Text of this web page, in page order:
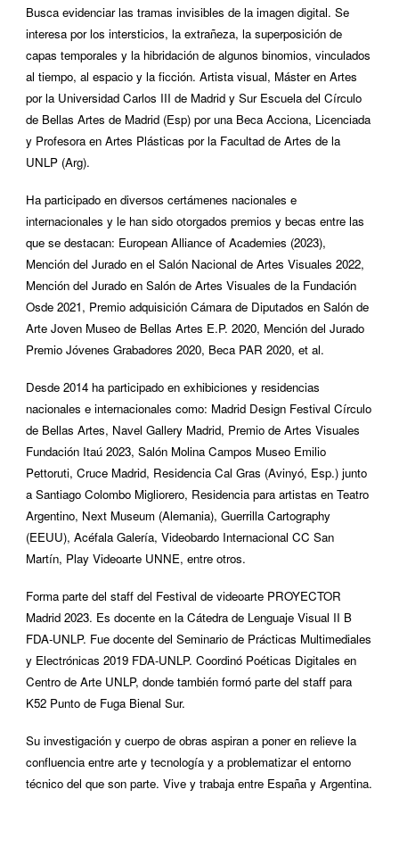
Busca evidenciar las tramas invisibles de la imagen digital. Se
interesa por los intersticios, la extrañeza, la superposición de
capas temporales y la hibridación de algunos binomios, vinculados
al tiempo, al espacio y la ficción. Artista visual, Máster en Artes
por la Universidad Carlos III de Madrid y Sur Escuela del Círculo
de Bellas Artes de Madrid (Esp) por una Beca Acciona, Licenciada
y Profesora en Artes Plásticas por la Facultad de Artes de la
UNLP (Arg).
Ha participado en diversos certámenes nacionales e
internacionales y le han sido otorgados premios y becas entre las
que se destacan: European Alliance of Academies (2023),
Mención del Jurado en el Salón Nacional de Artes Visuales 2022,
Mención del Jurado en Salón de Artes Visuales de la Fundación
Osde 2021, Premio adquisición Cámara de Diputados en Salón de
Arte Joven Museo de Bellas Artes E.P. 2020, Mención del Jurado
Premio Jóvenes Grabadores 2020, Beca PAR 2020, et al.
Desde 2014 ha participado en exhibiciones y residencias
nacionales e internacionales como: Madrid Design Festival Círculo
de Bellas Artes, Navel Gallery Madrid, Premio de Artes Visuales
Fundación Itaú 2023, Salón Molina Campos Museo Emilio
Pettoruti, Cruce Madrid, Residencia Cal Gras (Avinyó, Esp.) junto
a Santiago Colombo Migliorero, Residencia para artistas en Teatro
Argentino, Next Museum (Alemania), Guerrilla Cartography
(EEUU), Acéfala Galería, Videobardo Internacional CC San
Martín, Play Videoarte UNNE, entre otros.
Forma parte del staff del Festival de videoarte PROYECTOR
Madrid 2023. Es docente en la Cátedra de Lenguaje Visual II B
FDA-UNLP. Fue docente del Seminario de Prácticas Multimediales
y Electrónicas 2019 FDA-UNLP. Coordinó Poéticas Digitales en
Centro de Arte UNLP, donde también formó parte del staff para
K52 Punto de Fuga Bienal Sur.
Su investigación y cuerpo de obras aspiran a poner en relieve la
confluencia entre arte y tecnología y a problematizar el entorno
técnico del que son parte. Vive y trabaja entre España y Argentina.